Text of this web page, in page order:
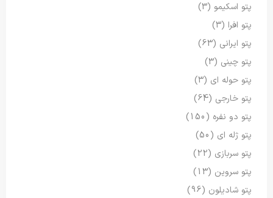
پتو اسکیمو (3)
پتو افرا (3)
پتو ایرانی (63)
پتو چینی (3)
پتو حوله ای (3)
پتو خارجی (64)
پتو دو نفره (150)
پتو ژله ای (50)
پتو سربازی (22)
پتو سروین (13)
پتو شادیلون (96)